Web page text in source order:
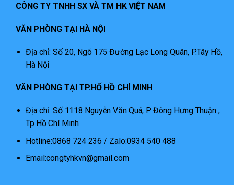
CÔNG TY TNHH SX VÀ TM HK VIỆT NAM
VĂN PHÒNG TẠI HÀ NỘI
Địa chỉ: Số 20, Ngõ 175 Đường Lạc Long Quân, P.Tây Hồ,
Hà Nội
VĂN PHÒNG TẠI TP.HỐ HỒ CHÍ MINH
Địa chỉ: Số 1118 Nguyễn Văn Quá, P Đông Hưng Thuận ,
Tp Hồ Chí Minh
Hotline:0868 724 236 / Zalo:0934 540 488
Email:congtyhkvn@gmail.com